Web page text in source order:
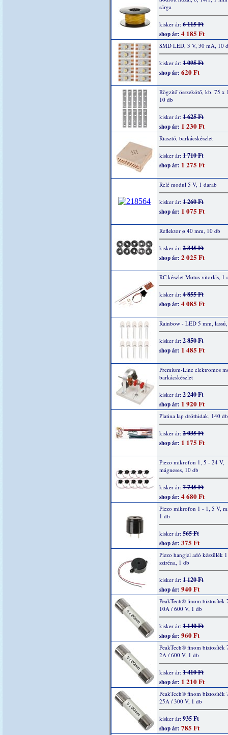
sárga
kisker ár: 6 115 Ft
shop ár: 4 185 Ft
SMD LED, 3 V, 30 mA, 10
kisker ár: 1 095 Ft
shop ár: 620 Ft
Rögzítő összekötő, kb. 75 x
10 db
kisker ár: 1 625 Ft
shop ár: 1 230 Ft
Riasztó, barkácskészlet
kisker ár: 1 710 Ft
shop ár: 1 275 Ft
Relé modul 5 V, 1 darab
kisker ár: 1 260 Ft
shop ár: 1 075 Ft
Reflektor ø 40 mm, 10 db
kisker ár: 2 345 Ft
shop ár: 2 025 Ft
RC készlet Motus vitorlás, 1
kisker ár: 4 855 Ft
shop ár: 4 085 Ft
Rainbow - LED 5 mm,
kisker ár: 2 850 Ft
shop ár: 1 485 Ft
Premium-Line elektromos
barkácskészlet
kisker ár: 2 240 Ft
shop ár: 1 920 Ft
Platina lap dróthidak, 140
kisker ár: 2 035 Ft
shop ár: 1 175 Ft
Piezo mikrofon 1, 5 - 24 V,
mágneses, 10 db
kisker ár: 7 745 Ft
shop ár: 4 680 Ft
Piezo mikrofon 1 - 1, 5 V,
1 db
kisker ár: 565 Ft
shop ár: 375 Ft
Piezo hangjel adó készülék
sziréna, 1 db
kisker ár: 1 120 Ft
shop ár: 940 Ft
PeakTech® finom biztosíték
10A / 600 V, 1 db
kisker ár: 1 140 Ft
shop ár: 960 Ft
PeakTech® finom biztosíték
2A / 600 V, 1 db
kisker ár: 1 410 Ft
shop ár: 1 210 Ft
PeakTech® finom biztosíték
25A / 300 V, 1 db
kisker ár: 935 Ft
shop ár: 785 Ft